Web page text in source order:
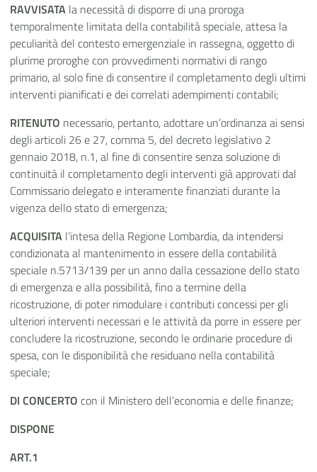
RAVVISATA la necessità di disporre di una proroga
temporalmente limitata della contabilità speciale, attesa la
peculiarità del contesto emergenziale in rassegna, oggetto di
plurime proroghe con provvedimenti normativi di rango
primario, al solo fine di consentire il completamento degli ultimi
interventi pianificati e dei correlati adempimenti contabili;
RITENUTO necessario, pertanto, adottare un’ordinanza ai sensi
degli articoli 26 e 27, comma 5, del decreto legislativo 2
gennaio 2018, n.1, al fine di consentire senza soluzione di
continuità il completamento degli interventi già approvati dal
Commissario delegato e interamente finanziati durante la
vigenza dello stato di emergenza;
ACQUISITA l’intesa della Regione Lombardia, da intendersi
condizionata al mantenimento in essere della contabilità
speciale n.5713/139 per un anno dalla cessazione dello stato
di emergenza e alla possibilità, fino a termine della
ricostruzione, di poter rimodulare i contributi concessi per gli
ulteriori interventi necessari e le attività da porre in essere per
concludere la ricostruzione, secondo le ordinarie procedure di
spesa, con le disponibilità che residuano nella contabilità
speciale;
DI CONCERTO con il Ministero dell’economia e delle finanze;
DISPONE
ART.1